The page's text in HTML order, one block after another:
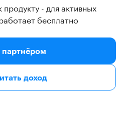
- для активных
бесплатно
партнёром
доход